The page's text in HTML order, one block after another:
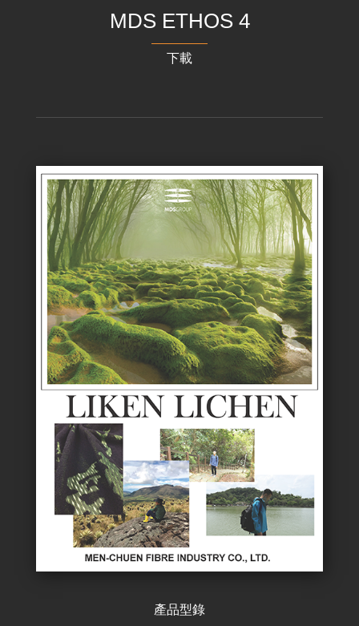
MDS ETHOS 4
下載
產品型錄